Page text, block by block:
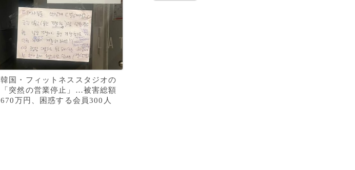
韓国・フィットネススタジオの
「突然の営業停止」…被害総額
670万円、困惑する会員300人